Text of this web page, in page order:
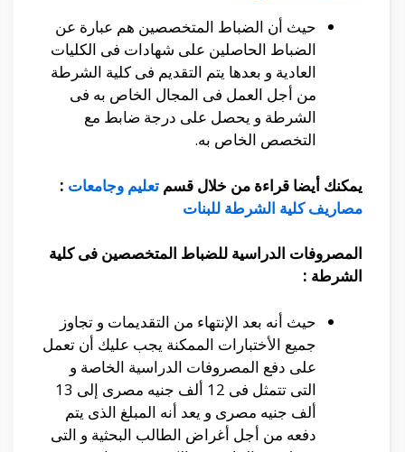
حيث أن الضباط المتخصصين هم عبارة عن
الضباط الحاصلين على شهادات فى الكليات
العادية و بعدها يتم التقديم فى كلية الشرطة
من أجل العمل فى المجال الخاص به فى
الشرطة و يحصل على درجة ضابط مع
التخصص الخاص به.
يمكنك أيضا قراءة من خلال قسم تعليم وجامعات :
مصاريف كلية الشرطة للبنات
المصروفات الدراسية للضباط المتخصصين فى كلية
الشرطة :
حيث أنه بعد الإنتهاء من التقديمات و تجاوز
جميع الأختبارات الممكنة يجب عليك أن تعمل
على دفع المصروفات الدراسية الخاصة و
التى تتمثل فى 12 ألف جنيه مصرى إلى 13
ألف جنيه مصرى و يعد أنه المبلغ الذى يتم
دفعه من أجل أغراض الطالب البحثية و التى